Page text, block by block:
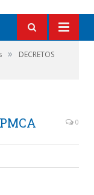
»
DECRETOS
0